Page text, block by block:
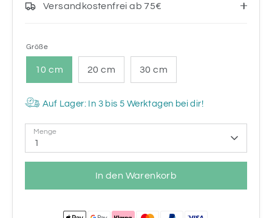
Versandkostenfrei ab 75€
Größe
10 cm 20 cm 30 cm
Auf Lager: In 3 bis 5 Werktagen bei dir!
Menge
1
In den Warenkorb